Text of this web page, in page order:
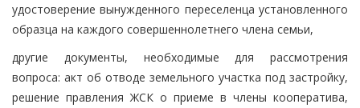
удостоверение вынужденного переселенца установленного
образца на каждого совершеннолетнего члена семьи,
другие документы, необходимые для рассмотрения
вопроса: акт об отводе земельного участка под застройку,
решение правления ЖСК о приеме в члены кооператива,